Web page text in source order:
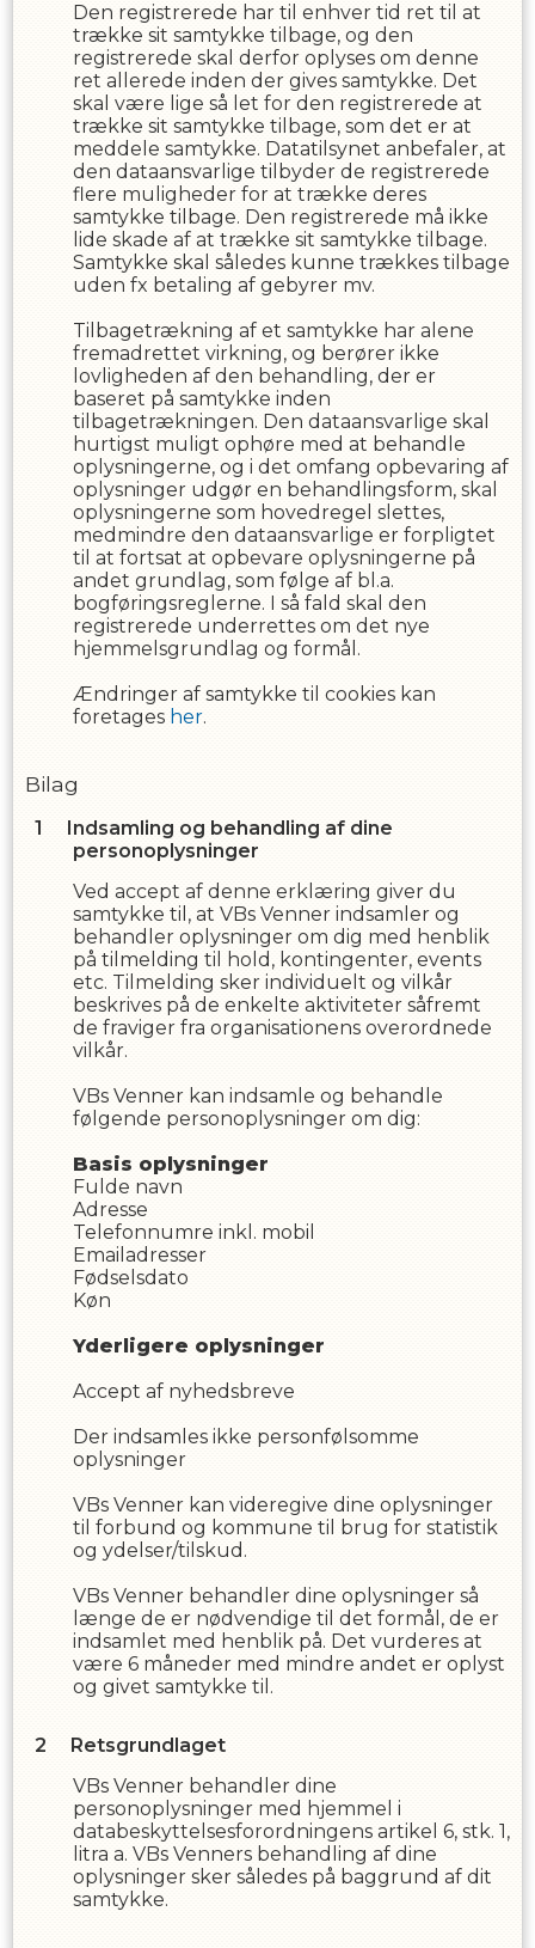
Den registrerede har til enhver tid ret til at
trække sit samtykke tilbage, og den
registrerede skal derfor oplyses om denne
ret allerede inden der gives samtykke. Det
skal være lige så let for den registrerede at
trække sit samtykke tilbage, som det er at
meddele samtykke. Datatilsynet anbefaler, at
den dataansvarlige tilbyder de registrerede
flere muligheder for at trække deres
samtykke tilbage. Den registrerede må ikke
lide skade af at trække sit samtykke tilbage.
Samtykke skal således kunne trækkes tilbage
uden fx betaling af gebyrer mv.
Tilbagetrækning af et samtykke har alene
fremadrettet virkning, og berører ikke
lovligheden af den behandling, der er
baseret på samtykke inden
tilbagetrækningen. Den dataansvarlige skal
hurtigst muligt ophøre med at behandle
oplysningerne, og i det omfang opbevaring af
oplysninger udgør en behandlingsform, skal
oplysningerne som hovedregel slettes,
medmindre den dataansvarlige er forpligtet
til at fortsat at opbevare oplysningerne på
andet grundlag, som følge af bl.a.
bogføringsreglerne. I så fald skal den
registrerede underrettes om det nye
hjemmelsgrundlag og formål.
Ændringer af samtykke til cookies kan
foretages her.
Bilag
Indsamling og behandling af dine
personoplysninger
Ved accept af denne erklæring giver du
samtykke til, at VBs Venner indsamler og
behandler oplysninger om dig med henblik
på tilmelding til hold, kontingenter, events
etc. Tilmelding sker individuelt og vilkår
beskrives på de enkelte aktiviteter såfremt
de fraviger fra organisationens overordnede
vilkår.
VBs Venner kan indsamle og behandle
følgende personoplysninger om dig:
Basis oplysninger
Fulde navn
Adresse
Telefonnumre inkl. mobil
Emailadresser
Fødselsdato
Køn
Yderligere oplysninger
Accept af nyhedsbreve
Der indsamles ikke personfølsomme
oplysninger
VBs Venner kan videregive dine oplysninger
til forbund og kommune til brug for statistik
og ydelser/tilskud.
VBs Venner behandler dine oplysninger så
længe de er nødvendige til det formål, de er
indsamlet med henblik på. Det vurderes at
være 6 måneder med mindre andet er oplyst
og givet samtykke til.
Retsgrundlaget
VBs Venner behandler dine
personoplysninger med hjemmel i
databeskyttelsesforordningens artikel 6, stk. 1,
litra a. VBs Venners behandling af dine
oplysninger sker således på baggrund af dit
samtykke.